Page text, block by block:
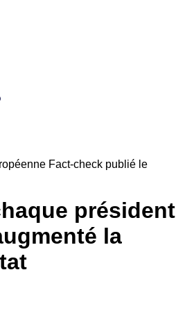
Fact-check publié le
président
la